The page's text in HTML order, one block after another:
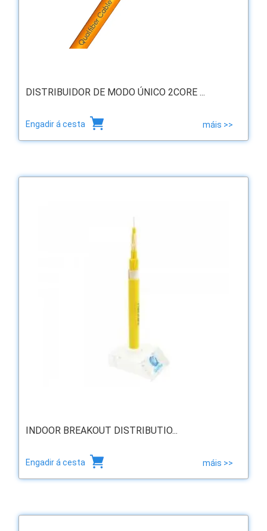
DISTRIBUIDOR DE MODO ÚNICO 2CORE ...
Engadir á cesta máis >>
INDOOR BREAKOUT DISTRIBUTIO...
Engadir á cesta máis >>